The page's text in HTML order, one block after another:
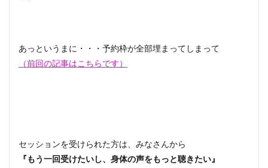
あっというまに・・・予約枠が全部埋まってしまって
（前回の記事はこちらです）
セッションを受けられた方は、みなさんから
『もう一回受けたいし、身体の声をもっと聴きたい』